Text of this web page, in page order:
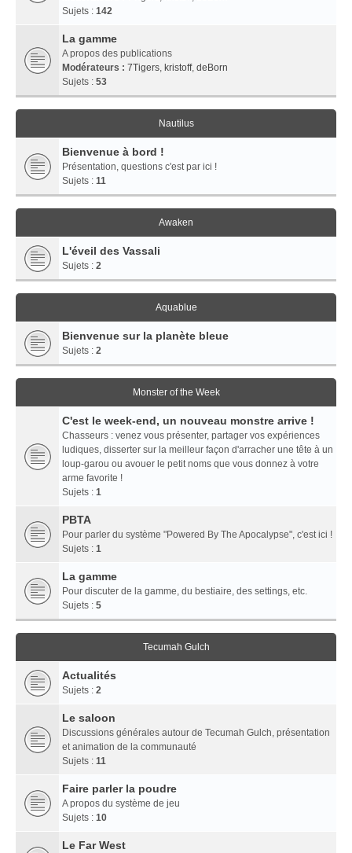
Sujets : 142
La gamme
A propos des publications
Modérateurs : 7Tigers, kristoff, deBorn
Sujets : 53
Nautilus
Bienvenue à bord !
Présentation, questions c'est par ici !
Sujets : 11
Awaken
L'éveil des Vassali
Sujets : 2
Aquablue
Bienvenue sur la planète bleue
Sujets : 2
Monster of the Week
C'est le week-end, un nouveau monstre arrive !
Chasseurs : venez vous présenter, partager vos expériences
ludiques, disserter sur la meilleur façon d'arracher une tête à un
loup-garou ou avouer le petit noms que vous donnez à votre
arme favorite !
Sujets : 1
PBTA
Pour parler du système "Powered By The Apocalypse", c'est ici !
Sujets : 1
La gamme
Pour discuter de la gamme, du bestiaire, des settings, etc.
Sujets : 5
Tecumah Gulch
Actualités
Sujets : 2
Le saloon
Discussions générales autour de Tecumah Gulch, présentation
et animation de la communauté
Sujets : 11
Faire parler la poudre
A propos du système de jeu
Sujets : 10
Le Far West